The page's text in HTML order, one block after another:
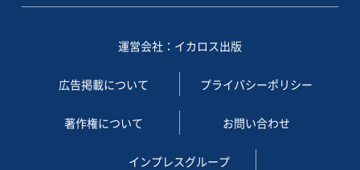
運営会社：イカロス出版
広告掲載について プライバシーポリシー
著作権について お問い合わせ
インプレスグループ